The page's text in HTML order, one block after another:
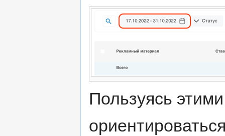
Пользуясь